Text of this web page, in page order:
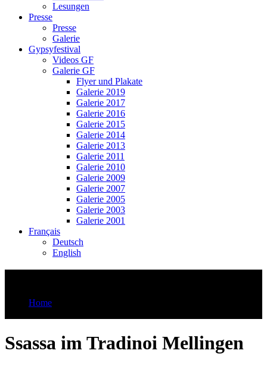
Lesungen
Presse
Presse
Galerie
Gypsyfestival
Videos GF
Galerie GF
Flyer und Plakate
Galerie 2019
Galerie 2017
Galerie 2016
Galerie 2015
Galerie 2014
Galerie 2013
Galerie 2011
Galerie 2010
Galerie 2009
Galerie 2007
Galerie 2005
Galerie 2003
Galerie 2001
Français
Deutsch
English
Home
Ssassa im Tradinoi Mellingen